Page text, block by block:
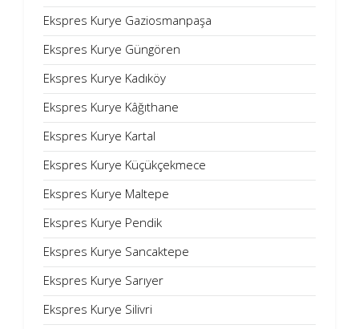
Ekspres Kurye Gaziosmanpaşa
Ekspres Kurye Güngören
Ekspres Kurye Kadıköy
Ekspres Kurye Kâğıthane
Ekspres Kurye Kartal
Ekspres Kurye Küçükçekmece
Ekspres Kurye Maltepe
Ekspres Kurye Pendik
Ekspres Kurye Sancaktepe
Ekspres Kurye Sarıyer
Ekspres Kurye Silivri